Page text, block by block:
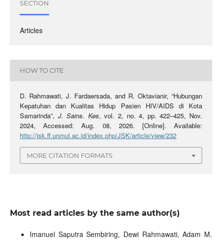
SECTION
Articles
HOW TO CITE
D. Rahmawati, J. Fardaersada, and R. Oktavianir, “Hubungan
Kepatuhan dan Kualitas Hidup Pasien HIV/AIDS di Kota
Samarinda”, J. Sains. Kes, vol. 2, no. 4, pp. 422–425, Nov.
2024, Accessed: Aug. 08, 2026. [Online]. Available:
http://jsk.ff.unmul.ac.id/index.php/JSK/article/view/232
MORE CITATION FORMATS
Most read articles by the same author(s)
Imanuel Saputra Sembiring, Dewi Rahmawati, Adam M.